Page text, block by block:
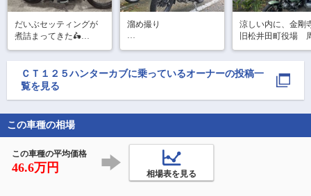
だいぶセッティングが
煮詰まってきた🛵
リッター39キロから47
へ。
燃費にほぼ誤差が無く
再現性が高い🤔
燃費とパワー両取りた
ぜ💪
溜め撮り
時のやつです！
4週間半くらいで走行距
そろそろオイル交換も
しないとなぁ...
バイクの
涼しい内に、金剛
旧松井田町役場　
て帰還
ＣＴ１２５ハンターカブに乗っているオーナーの投稿一
覧を見る
この車種の相場
この車種の平均価格
46.6万円 相場表を見る